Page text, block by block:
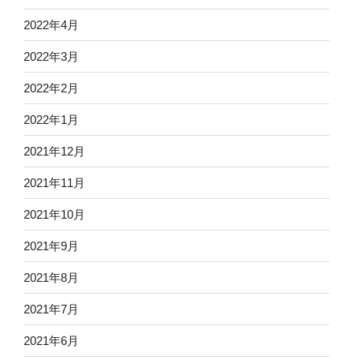
2022年4月
2022年3月
2022年2月
2022年1月
2021年12月
2021年11月
2021年10月
2021年9月
2021年8月
2021年7月
2021年6月